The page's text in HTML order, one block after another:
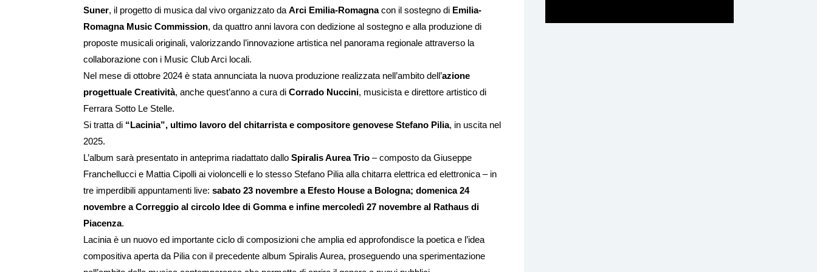
Suner, il progetto di musica dal vivo organizzato da Arci Emilia-Romagnacon il sostegno di Emilia-
Romagna Music Commission, da quattro anni lavora con dedizione al sostegno e alla produzione di
proposte musicali originali, valorizzando l’innovazione artistica nel panorama regionale attraverso la
collaborazione con i Music Club Arci locali.
Nel mese di ottobre 2024 è stata annunciata la nuova produzione realizzata nell’ambito dell’azione
progettuale Creatività, anche quest’anno a cura di Corrado Nuccini, musicista e direttore artistico di
Ferrara Sotto Le Stelle.
Si tratta di “Lacinia”, ultimo lavoro del chitarrista e compositore genovese Stefano Pilia, in uscita nel
2025.
L’album sarà presentato in anteprima riadattato dallo Spiralis Aurea Trio – composto da Giuseppe
Franchellucci e Mattia Cipolli ai violoncelli e lo stesso Stefano Pilia alla chitarra elettrica ed elettronica – in
tre imperdibili appuntamenti live: sabato 23 novembre a Efesto House a Bologna; domenica 24
novembre a Correggio al circolo Idee di Gomma e infine mercoledì 27 novembre al Rathaus di
Piacenza.
Lacinia è un nuovo ed importante ciclo di composizioni che amplia ed approfondisce la poetica e l’idea
compositiva aperta da Pilia con il precedente album Spiralis Aurea, proseguendo una sperimentazione